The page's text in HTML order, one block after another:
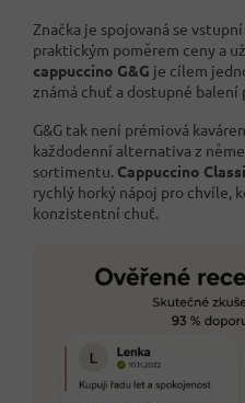
Značka je spojovaná se
praktickým poměrem ceny a
cappuccino G&G je cílem
známá chuť a dostupné
G&G tak není prémiová
každodenní alternativa z
sortimentu. Cappuccino
rychlý horký nápoj pro chvíle,
konzistentní chuť.